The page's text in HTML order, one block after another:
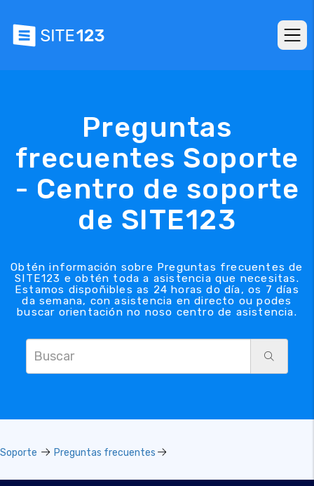
Preguntas
frecuentes Soporte
- Centro de soporte
de SITE123
Obtén información sobre Preguntas frecuentes de
SITE123 e obtén toda a asistencia que necesitas.
Estamos dispoñibles as 24 horas do día, os 7 días
da semana, con asistencia en directo ou podes
buscar orientación no noso centro de asistencia.
Soporte Preguntas frecuentes